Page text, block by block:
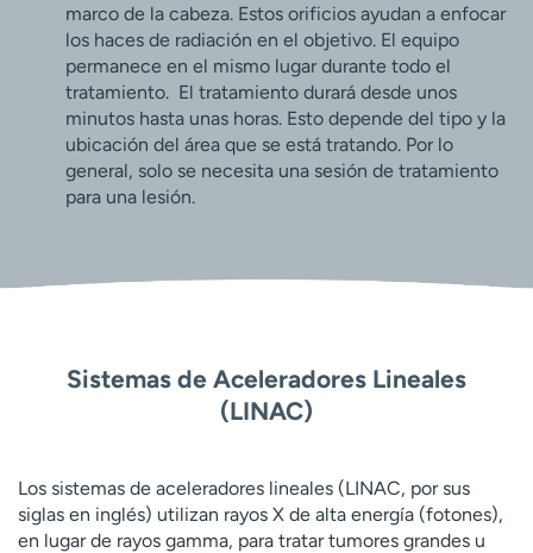
marco de la cabeza. Estos orificios ayudan a enfocar
los haces de radiación en el objetivo. El equipo
permanece en el mismo lugar durante todo el
tratamiento. El tratamiento durará desde unos
minutos hasta unas horas. Esto depende del tipo y la
ubicación del área que se está tratando. Por lo
general, solo se necesita una sesión de tratamiento
para una lesión.
Sistemas de Aceleradores Lineales
(LINAC)
Los sistemas de aceleradores lineales (LINAC, por sus
siglas en inglés) utilizan rayos X de alta energía (fotones),
en lugar de rayos gamma, para tratar tumores grandes u